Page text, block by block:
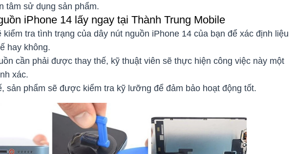
tâm sử dụng sản phẩm.
iPhone 14 lấy ngay tại Thành Trung Mobile
kiểm tra tình trạng của dây nút nguồn iPhone 14 của bạn để xác định liệu
hay không.
cần phải được thay thế, kỹ thuật viên sẽ thực hiện công việc này một
xác.
sản phẩm sẽ được kiểm tra kỹ lưỡng để đảm bảo hoạt động tốt.